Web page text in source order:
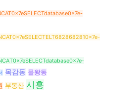
목감동 물왕동
부동산 시흥